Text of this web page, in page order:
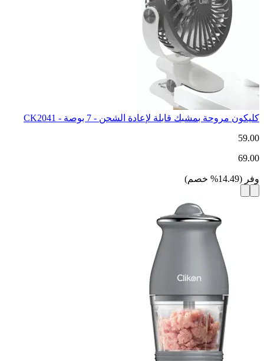
كليكون مروحة بمشبك قابلة لإعادة الشحن - 7 بوصة - CK2041
59.00
69.00
وفر (
14.49
% خصم)